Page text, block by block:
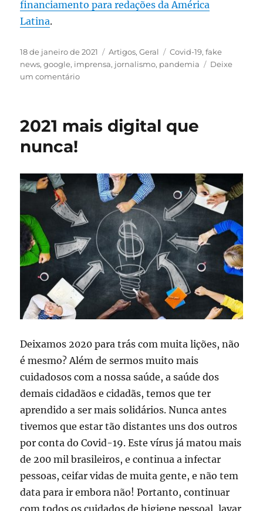
financiamento para redações da América
Latina.
Publicado
em
18 de janeiro de 2021 Categorias
Artigos,Geral Tags
Covid-19,fake
news,google, imprensa, jornalismo, pandemia
Deixe
um comentárioem
3
contra
desinformação
sobre
vacinas
2021 mais digital que
nunca!
Deixamos 2020 para trás com muita lições, não
é mesmo? Além de sermos muito mais
cuidadosos com a nossa saúde, a saúde dos
demais cidadãos e cidadãs, temos que ter
aprendido a ser mais solidários. Nunca antes
tivemos que estar tão distantes uns dos outros
por conta do Covid-19. Este vírus já matou mais
de 200 mil brasileiros, e continua a infectar
pessoas, ceifar vidas de muita gente, e não tem
data para ir embora não! Portanto, continuar